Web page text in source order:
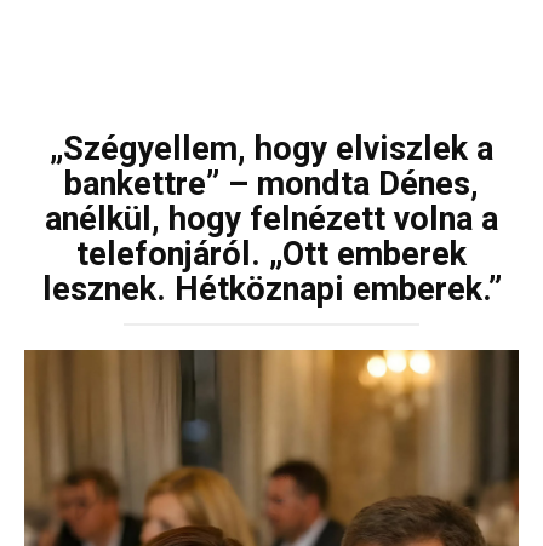
„Szégyellem, hogy elviszlek a
bankettre” – mondta Dénes,
anélkül, hogy felnézett volna a
telefonjáról. „Ott emberek
lesznek. Hétköznapi emberek.”